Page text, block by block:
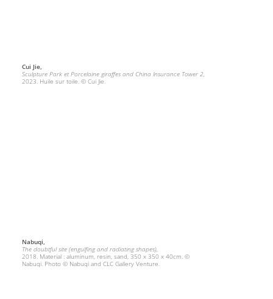
Cui Jie,
Sculpture Park et Porcelaine giraffes and China Insurance Tower 2,
2023. Huile sur toile. © Cui Jie.
Nabuqi,
The doubtful site (engulfing and radiating shapes),
2018. Material : aluminum, resin, sand, 350 x 350 x 40cm. ©
Nabuqi. Photo © Nabuqi and CLC Gallery Venture.